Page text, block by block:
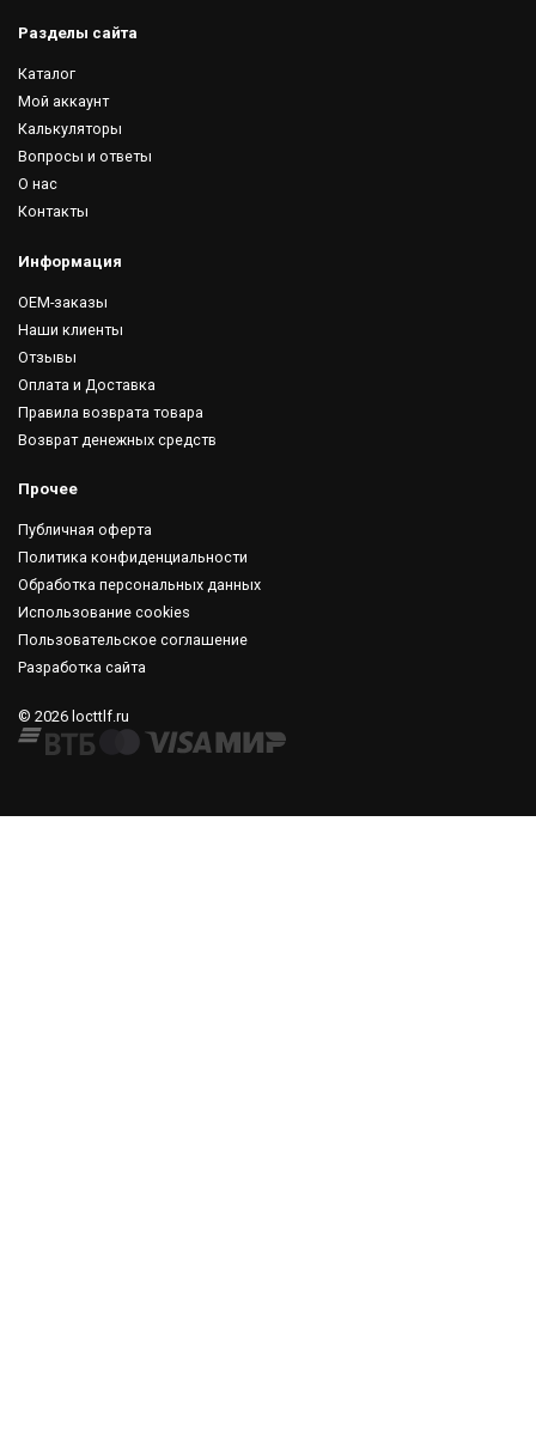
Разделы сайта
Каталог
Мой аккаунт
Калькуляторы
Вопросы и ответы
О нас
Контакты
Информация
OEM-заказы
Наши клиенты
Отзывы
Оплата и Доставка
Правила возврата товара
Возврат денежных средств
Прочее
Публичная оферта
Политика конфиденциальности
Обработка персональных данных
Использование cookies
Пользовательское соглашение
Разработка сайта
© 2026 locttlf.ru